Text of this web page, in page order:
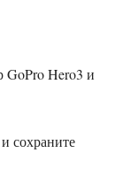
GoPro Hero3 и
сохраните